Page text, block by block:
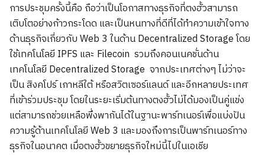
การประชุมครั้งนี้คือ ถือว่าเป็นโอกาสทางธุรกิจที่ตงฮั้วสามารถ
เติบโตอย่างก้าวกระโดด และเป็นหนทางที่ดีที่ได้ทำความเข้าใจทาง
ด้านธุรกิจเกี่ยวกับ Web 3 ในด้าน Decentralized Storage โดย
ใช้เทคโนโลยี IPFS และ Filecoin รวมถึงคอนเนคชั่นด้าน
เทคโนโลยี Decentralized Storage จากประเทศต่างๆ ไม่ว่าจะ
เป็น สิงคโปร์ เกาหลีใต้ หรือสวิตเซอร์แลนด์ และอีกหลายประเทศ
ที่เข้าร่วมประชุม โดยในระยะเริ่มต้นทางตงฮั้วไม่ได้มองเป็นคู่แข่ง
แต่สามารถช่วยเหลือพึ่งพากันได้ในฐานะพาร์ทเนอร์เพื่อแบ่งปัน
ความรู้ด้านเทคโนโลยี Web 3 และมองถึงการเป็นพาร์ทเนอร์ทาง
ธุรกิจในอนาคต เมื่อตงฮั้วขยายธุรกิจใหม่นี้ไปในเอเชีย